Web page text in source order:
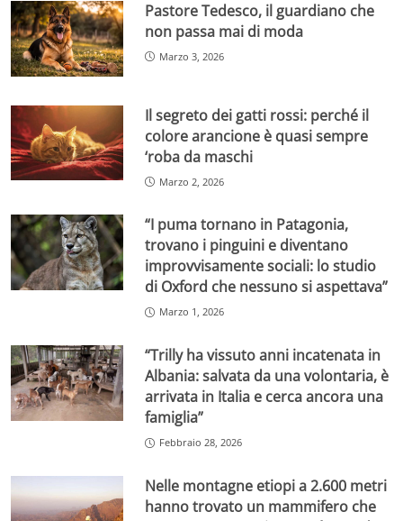
Pastore Tedesco, il guardiano che
non passa mai di moda
Marzo 3, 2026
Il segreto dei gatti rossi: perché il
colore arancione è quasi sempre
‘roba da maschi
Marzo 2, 2026
“I puma tornano in Patagonia,
trovano i pinguini e diventano
improvvisamente sociali: lo studio
di Oxford che nessuno si aspettava”
Marzo 1, 2026
“Trilly ha vissuto anni incatenata in
Albania: salvata da una volontaria, è
arrivata in Italia e cerca ancora una
famiglia”
Febbraio 28, 2026
Nelle montagne etiopi a 2.600 metri
hanno trovato un mammifero che